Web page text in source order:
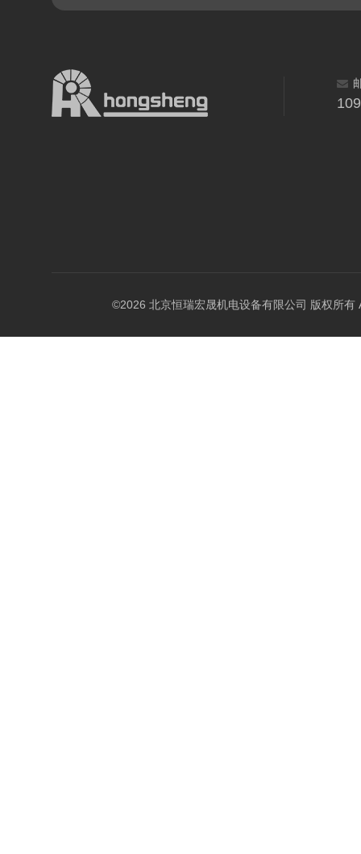
©2026 北京恒瑞宏晟机电设备有限公司 版权所有